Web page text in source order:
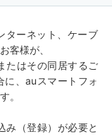
ターネット、ケーブ
客様が、
たはその同居するご
に、auスマートフォ
。
み（登録）が必要と